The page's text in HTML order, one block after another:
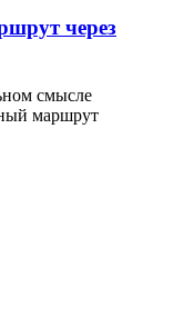
через
смысле
маршрут